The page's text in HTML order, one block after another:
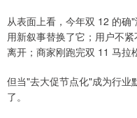
从表面上看，今年双 12 的
用新叙事替换了它；用户不
离开；商家刚跑完双 11 马拉
但当"去大促节点化"成为行业
了。